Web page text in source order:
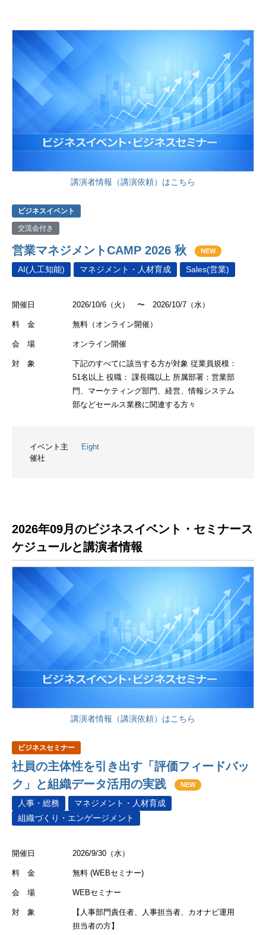
講演者情報（講演依頼）はこちら
ビジネスイベント
交流会付き
営業マネジメントCAMP 2026 秋 NEW
AI(人工知能) マネジメント・人材育成 Sales(営業)
開催日 2026/10/6（火） 〜 2026/10/7（水）
料 金 無料（オンライン開催）
会 場 オンライン開催
対 象
下記のすべてに該当する方が対象 従業員規模：
51名以上 役職： 課長職以上 所属部署：営業部
門、マーケティング部門、経営、情報システム
部などセールス業務に関連する方々
イベント主
催社
Eight
2026年09月のビジネスイベント・セミナース
ケジュールと講演者情報
講演者情報（講演依頼）はこちら
ビジネスセミナー
社員の主体性を引き出す「評価フィードバッ
ク」と組織データ活用の実践
NEW
人事・総務
マネジメント・人材育成
組織づくり・エンゲージメント
開催日 2026/9/30（水）
料 金 無料 (WEBセミナー)
会 場 WEBセミナー
対 象
【人事部門責任者、人事担当者、カオナビ運用
担当者の方】